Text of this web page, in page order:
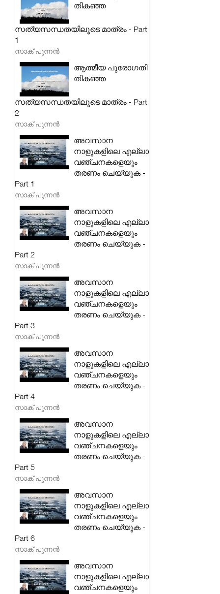
തികഞ്ഞ
സത്യസന്ധതയിലൂടെ മാത്രം - Part
1
സാക് പുന്നൻ
ആത്മീയ പുരോഗതി
തികഞ്ഞ
സത്യസന്ധതയിലൂടെ മാത്രം - Part
2
സാക് പുന്നൻ
അവസാന
നാളുകളിലെ എല്ലാ
വഞ്ചനകളെയും
തരണം ചെയ്യുക -
Part 1
സാക് പുന്നൻ
അവസാന
നാളുകളിലെ എല്ലാ
വഞ്ചനകളെയും
തരണം ചെയ്യുക -
Part 2
സാക് പുന്നൻ
അവസാന
നാളുകളിലെ എല്ലാ
വഞ്ചനകളെയും
തരണം ചെയ്യുക -
Part 3
സാക് പുന്നൻ
അവസാന
നാളുകളിലെ എല്ലാ
വഞ്ചനകളെയും
തരണം ചെയ്യുക -
Part 4
സാക് പുന്നൻ
അവസാന
നാളുകളിലെ എല്ലാ
വഞ്ചനകളെയും
തരണം ചെയ്യുക -
Part 5
സാക് പുന്നൻ
അവസാന
നാളുകളിലെ എല്ലാ
വഞ്ചനകളെയും
തരണം ചെയ്യുക -
Part 6
സാക് പുന്നൻ
അവസാന
നാളുകളിലെ എല്ലാ
വഞ്ചനകളെയും